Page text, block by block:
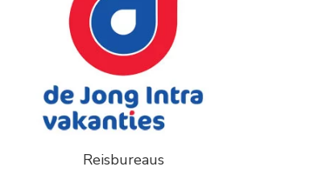
Reisbureaus